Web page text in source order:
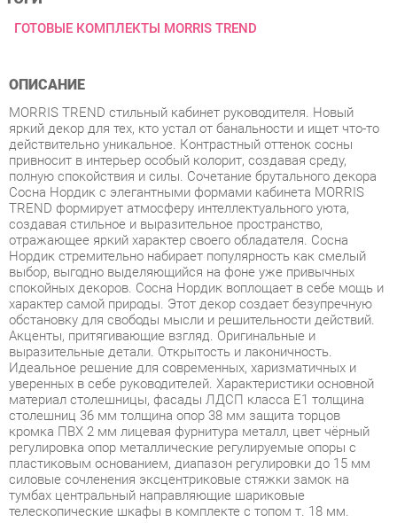
яркий декор для тех, кто устал от банальности и ищет что-то
привносит в интерьер особый колорит, создавая среду,
полную спокойствия и силы. Сочетание брутального декора
Сосна Нордик с элегантными формами кабинета MORRIS
TREND формирует атмосферу интеллектуального уюта,
создавая стильное и выразительное пространство,
отражающее яркий характер своего обладателя. Сосна
Нордик стремительно набирает популярность как смелый
выбор, выгодно выделяющийся на фоне уже привычных
спокойных декоров. Сосна Нордик воплощает в себе мощь и
характер самой природы. Этот декор создает безупречную
обстановку для свободы мысли и решительности действий.
Акценты, притягивающие взгляд. Оригинальные и
выразительные детали. Открытость и лаконичность.
Идеальное решение для современных, харизматичных и
уверенных в себе руководителей. Характеристики основной
материал столешницы, фасады ЛДСП класса Е1 толщина
столешниц 36 мм толщина опор 38 мм защита торцов
кромка ПВХ 2 мм лицевая фурнитура металл, цвет чёрный
регулировка опор металлические регулируемые опоры с
пластиковым основанием, диапазон регулировки до 15 мм
силовые сочленения эксцентриковые стяжки замок на
тумбах центральный направляющие шариковые
телескопические шкафы в комплекте с топом т. 18 мм.
Условия покупки
Благодаря качественным фото, исчерпывающей информации
о характеристиках и параметрах, а также отзывам